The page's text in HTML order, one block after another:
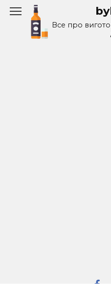
Перейти
содержаниюВсе про